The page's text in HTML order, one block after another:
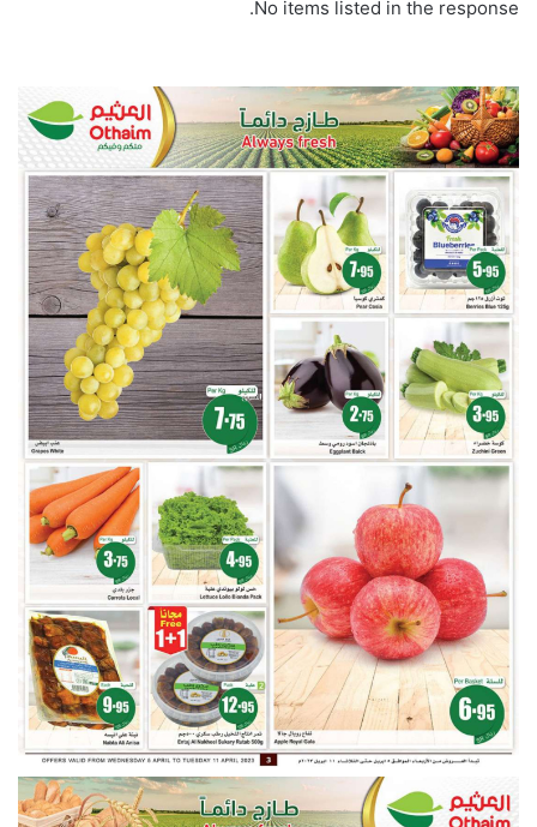
No items listed in the response.